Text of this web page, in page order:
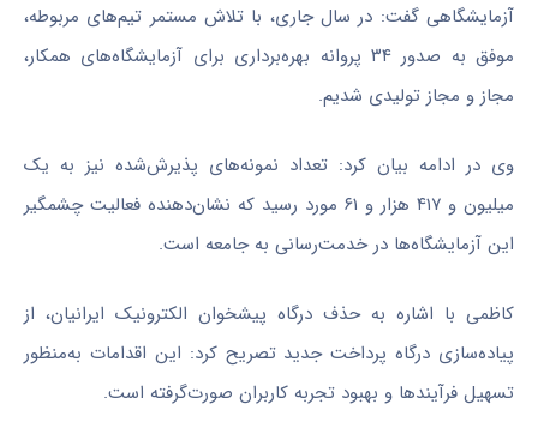
آزمایشگاهی گفت: در سال جاری، با تلاش مستمر تیم‌های مربوطه،
موفق به صدور ۳۴ پروانه بهره‌برداری برای آزمایشگاه‌های همکار،
مجاز و مجاز تولیدی شدیم.
وی در ادامه بیان کرد: تعداد نمونه‌های پذیرش‌شده نیز به یک
میلیون و ۴۱۷ هزار و ۶۱ مورد رسید که نشان‌دهنده فعالیت چشمگیر
این آزمایشگاه‌ها در خدمت‌رسانی به جامعه است.
کاظمی با اشاره به حذف درگاه پیشخوان الکترونیک ایرانیان، از
پیاده‌سازی درگاه پرداخت جدید تصریح کرد: این اقدامات به‌منظور
تسهیل فرآیندها و بهبود تجربه کاربران صورت‌گرفته است.